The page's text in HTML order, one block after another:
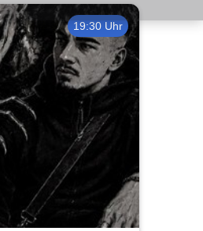
19:30 Uhr